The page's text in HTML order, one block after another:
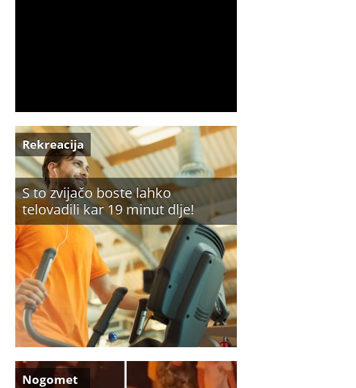
S to zvijačo boste lahko
telovadili kar 19 minut dlje!
Rekreacija
Nogomet